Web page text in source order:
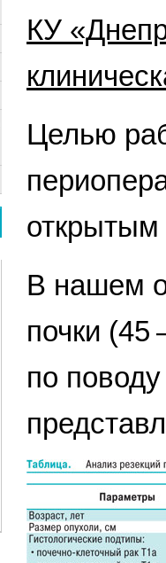
КУ
Целью
открытым
В нашем
почки
по